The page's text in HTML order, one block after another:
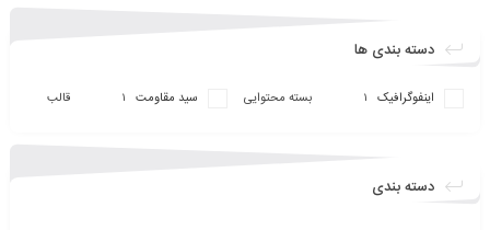
دسته بندی ها
اینفو‌گرافیک 1 بسته محتوایی سید مقاومت 1 قالب
دسته بندی